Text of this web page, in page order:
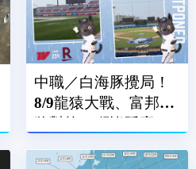
中職／白海豚攪局！
8/9龍猿大戰、富邦悍
將對統一獅皆延賽